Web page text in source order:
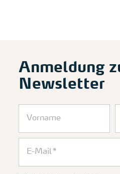
Anmeldung
Newsletter